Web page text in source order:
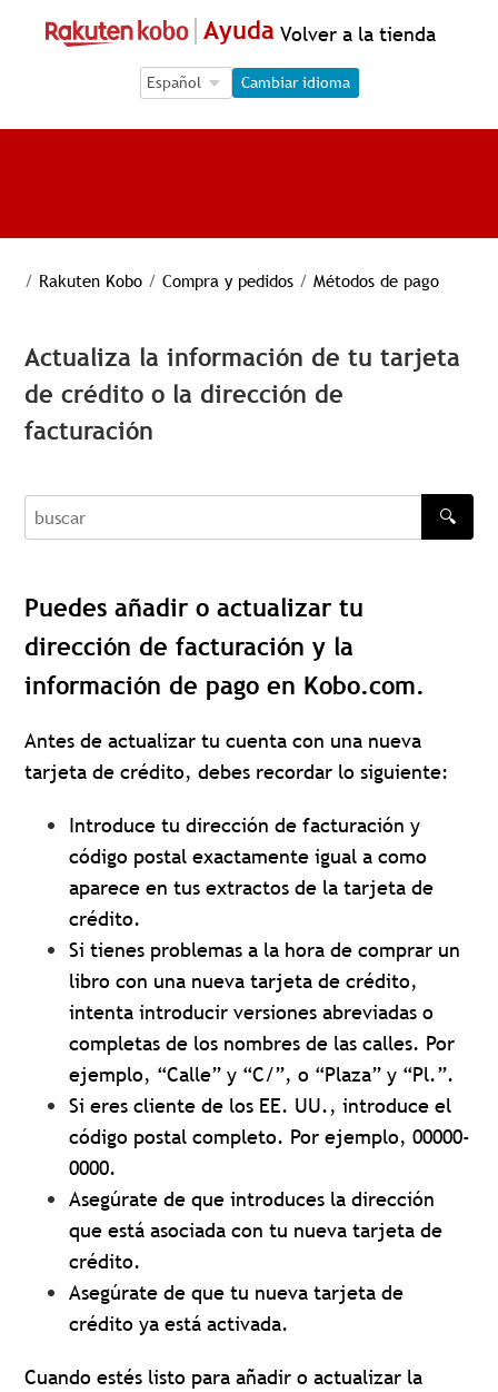
Ayuda Volver a la tienda
Language Selection
Language Selection
Cambiar idioma
/ Rakuten Kobo / Compra y pedidos / Métodos de pago
Actualiza la información de tu tarjeta
de crédito o la dirección de
facturación
buscar
🔍
Puedes añadir o actualizar tu
dirección de facturación y la
información de pago en Kobo.com.
Antes de actualizar tu cuenta con una nueva
tarjeta de crédito, debes recordar lo siguiente:
Introduce tu dirección de facturación y
código postal exactamente igual a como
aparece en tus extractos de la tarjeta de
crédito.
Si tienes problemas a la hora de comprar un
libro con una nueva tarjeta de crédito,
intenta introducir versiones abreviadas o
completas de los nombres de las calles. Por
ejemplo, “Calle” y “C/”, o “Plaza” y “Pl.”.
Si eres cliente de los EE. UU., introduce el
código postal completo. Por ejemplo, 00000-
0000.
Asegúrate de que introduces la dirección
que está asociada con tu nueva tarjeta de
crédito.
Asegúrate de que tu nueva tarjeta de
crédito ya está activada.
Cuando estés listo para añadir o actualizar la